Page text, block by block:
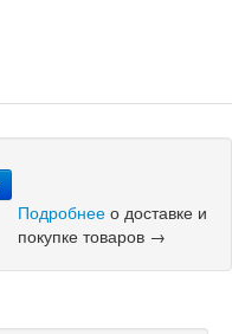
Подробнее о доставке и
покупке товаров →